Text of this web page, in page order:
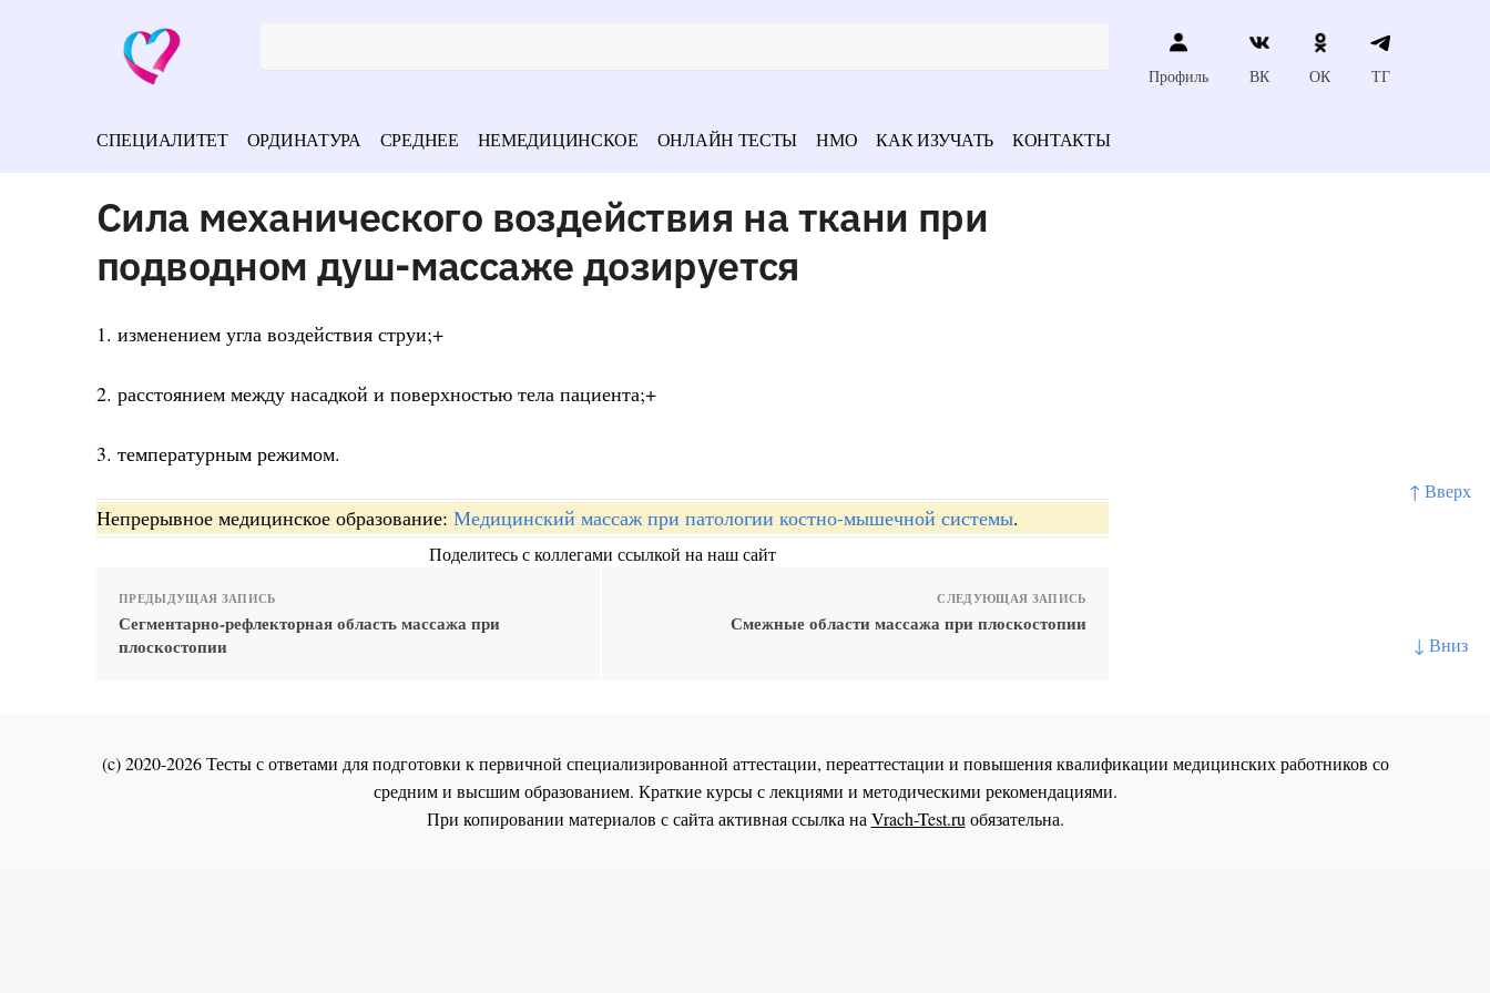
↑ Вверх
↓ Вниз
Профиль ВК ОК ТГ
СПЕЦИАЛИТЕТ ОРДИНАТУРА СРЕДНЕЕ НЕМЕДИЦИНСКОЕ ОНЛАЙН ТЕСТЫ НМО КАК ИЗУЧАТЬ КОНТАКТЫ
Сила механического воздействия на ткани при
подводном душ-массаже дозируется
1. изменением угла воздействия струи;+
2. расстоянием между насадкой и поверхностью тела пациента;+
3. температурным режимом.
Непрерывное медицинское образование: Медицинский массаж при патологии костно-мышечной системы.
Поделитесь с коллегами ссылкой на наш сайт
ПРЕДЫДУЩАЯ ЗАПИСЬ
Сегментарно-рефлекторная область массажа при
плоскостопии
СЛЕДУЮЩАЯ ЗАПИСЬ
Смежные области массажа при плоскостопии
(c) 2020-2026 Тесты с ответами для подготовки к первичной специализированной аттестации, переаттестации и повышения квалификации медицинских работников со
средним и высшим образованием. Краткие курсы с лекциями и методическими рекомендациями.
При копировании материалов с сайта активная ссылка на Vrach-Test.ru обязательна.